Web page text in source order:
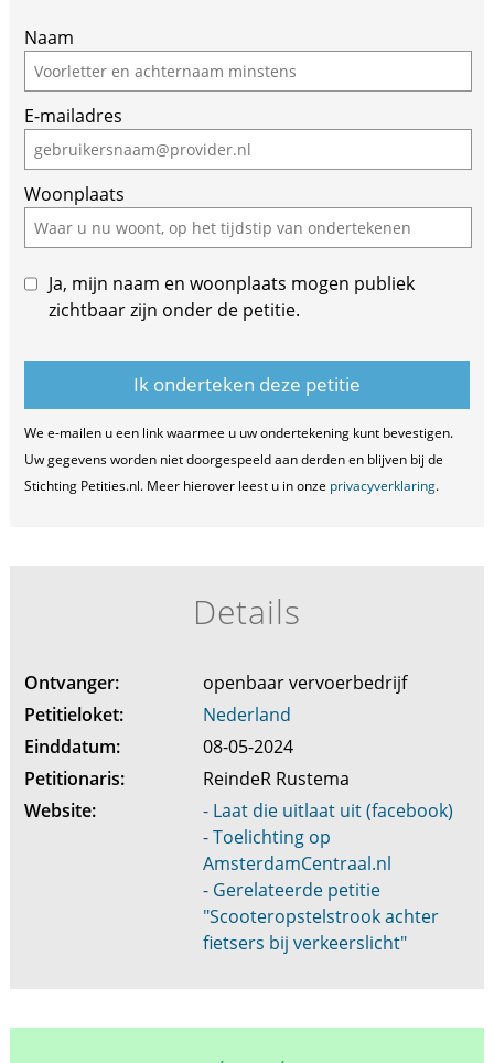
If
you
are
a
human,
ignore
this
field
Naam
E-mailadres
Woonplaats
Ja, mijn naam en woonplaats mogen publiek
zichtbaar zijn onder de petitie.
We e-mailen u een link waarmee u uw ondertekening kunt bevestigen.
Uw gegevens worden niet doorgespeeld aan derden en blijven bij de
Stichting Petities.nl. Meer hierover leest u in onze privacyverklaring.
Details
Ontvanger:
openbaar vervoerbedrijf
Petitieloket:
Nederland
Einddatum:
08-05-2024
Petitionaris:
ReindeR Rustema
Website:
- Laat die uitlaat uit (facebook)
- Toelichting op
AmsterdamCentraal.nl
- Gerelateerde petitie
"Scooteropstelstrook achter
fietsers bij verkeerslicht"